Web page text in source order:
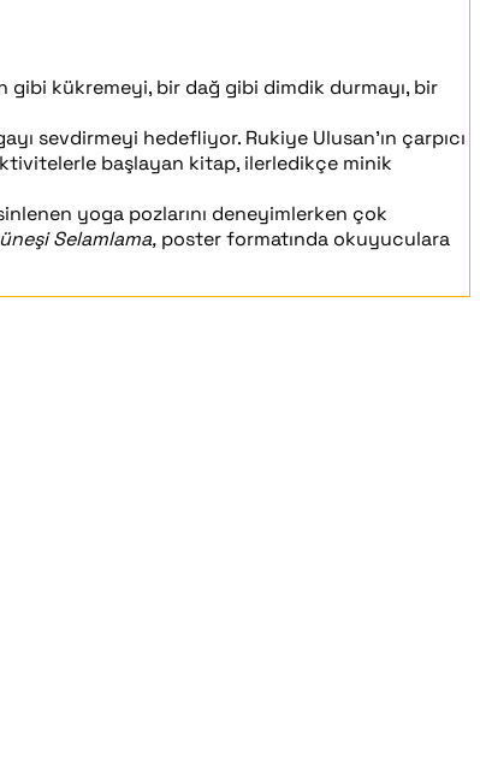
gibi kükremeyi, bir dağ gibi dimdik durmayı, bir
sevdirmeyi hedefliyor. Rukiye Ulusan’ın çarpıcı
başlayan kitap, ilerledikçe minik
yoga pozlarını deneyimlerken çok
Selamlama, poster formatında okuyuculara